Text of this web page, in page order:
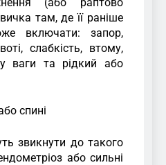
там, де її раніше
включати: запор,
слабкість, втому,
ваги та рідкий або
спині
звикнути до такого
або сильні